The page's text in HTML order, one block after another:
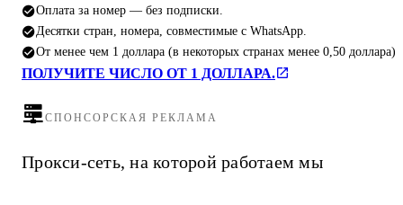
Оплата за номер — без подписки.
Десятки стран, номера, совместимые с WhatsApp.
От менее чем 1 доллара (в некоторых странах менее 0,50 доллара)
ПОЛУЧИТЕ ЧИСЛО ОТ 1 ДОЛЛАРА.
СПОНСОРСКАЯ РЕКЛАМА
Прокси-сеть, на которой работаем мы